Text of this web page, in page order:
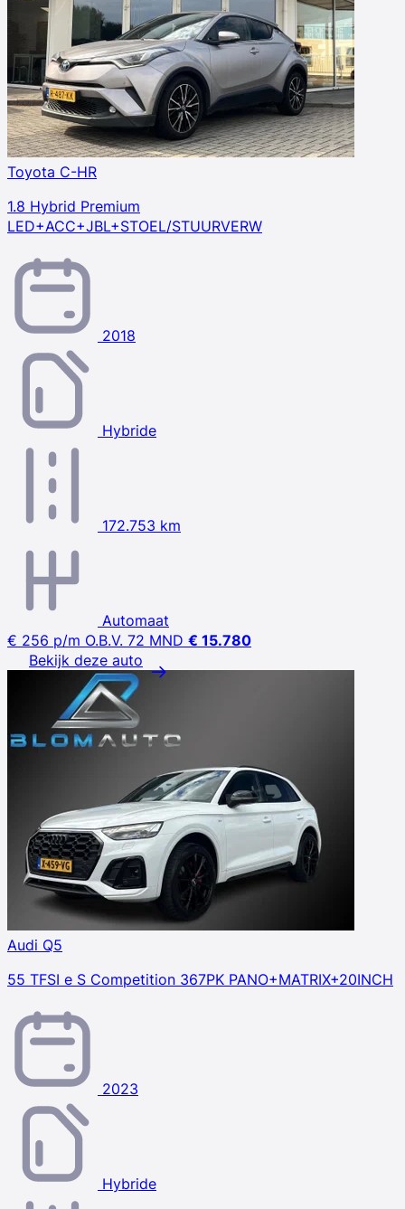
Toyota C-HR
1.8 Hybrid Premium
LED+ACC+JBL+STOEL/STUURVERW
2018
Hybride
172.753 km
Automaat
€ 256 p/m O.B.V. 72 MND € 15.780
Bekijk deze auto
Audi Q5
55 TFSI e S Competition 367PK PANO+MATRIX+20INCH
2023
Hybride